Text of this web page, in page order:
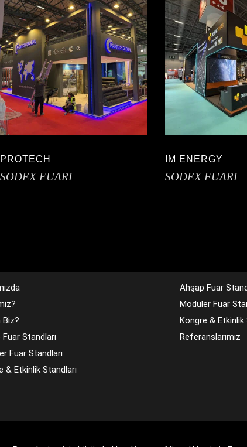
PROTECH
SODEX FUARI
IM ENERGY
SODEX FUARI
Biz?
Standları
Fuar Standları
& Etkinlik Standları
Ahşap Fuar
Modüler Fuar
Kongre & Etkinlik
Referanslarımız